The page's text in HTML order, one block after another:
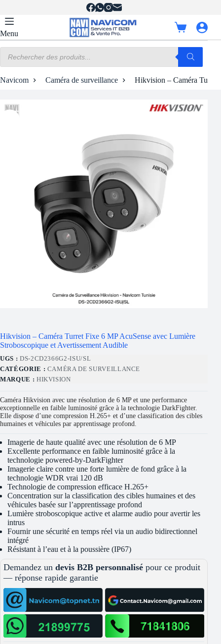
contenu
Menu
Panier
d’achat
produits
Navicom Caméra de surveillance Hikvision – Caméra Turret
Hikvision – Caméra Turret Fixe 6 MP AcuSense avec Lumière
Stroboscopique et Avertissement Audible
UGS : DS-2CD2366G2-ISU/SL
CATÉGORIE : CAMÉRA DE SURVEILLANCE
MARQUE : HIKVISION
Caméra Hikvision avec une résolution de 6 MP et une performance
exceptionnelle en faible luminosité grâce à la technologie DarkFighter.
Elle dispose d’une compression H.265+ et d’une classification des cibles
humaines et véhicules par apprentissage profond.
Imagerie de haute qualité avec une résolution de 6 MP
Excellente performance en faible luminosité grâce à la
technologie powered-by-DarkFighter
Imagerie claire contre une forte lumière de fond grâce à la
technologie WDR vrai 120 dB
Technologie de compression efficace H.265+
Concentration sur la classification des cibles humaines et des
véhicules basée sur l’apprentissage profond
Lumière stroboscopique active et alarme audio pour avertir les
intrus
Fournir une sécurité en temps réel via un audio bidirectionnel
intégré
Résistant à l’eau et à la poussière (IP67)
Demandez un devis B2B personnalisé pour ce produit
— réponse rapide garantie